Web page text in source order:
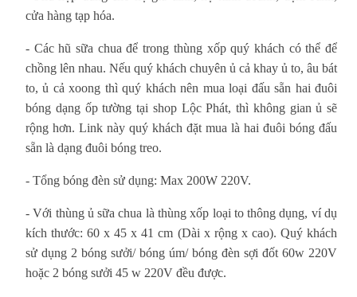
cửa hàng tạp hóa.
- Các hũ sữa chua để trong thùng xốp quý khách có thể để
chồng lên nhau. Nếu quý khách chuyên ủ cả khay ủ to, âu bát
to, ủ cả xoong thì quý khách nên mua loại đấu sẵn hai đuôi
bóng dạng ốp tường tại shop Lộc Phát, thì không gian ủ sẽ
rộng hơn. Link này quý khách đặt mua là hai đuôi bóng đấu
sẵn là dạng đuôi bóng treo.
- Tổng bóng đèn sử dụng: Max 200W 220V.
- Với thùng ủ sữa chua là thùng xốp loại to thông dụng, ví dụ
kích thước: 60 x 45 x 41 cm (Dài x rộng x cao). Quý khách
sử dụng 2 bóng sưởi/ bóng úm/ bóng đèn sợi đốt 60w 220V
hoặc 2 bóng sưởi 45 w 220V đều được.